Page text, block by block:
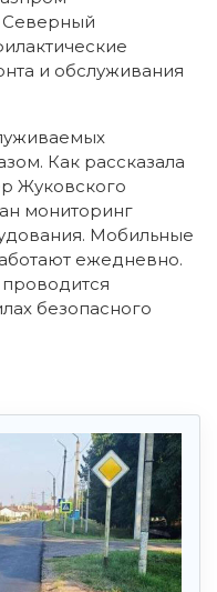
Северный
и обслуживания
Как рассказала
Жуковского
мониторинг
Мобильные
ежедневно.
безопасного